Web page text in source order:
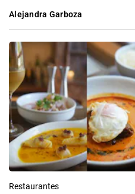
Alejandra Garboza
Restaurantes